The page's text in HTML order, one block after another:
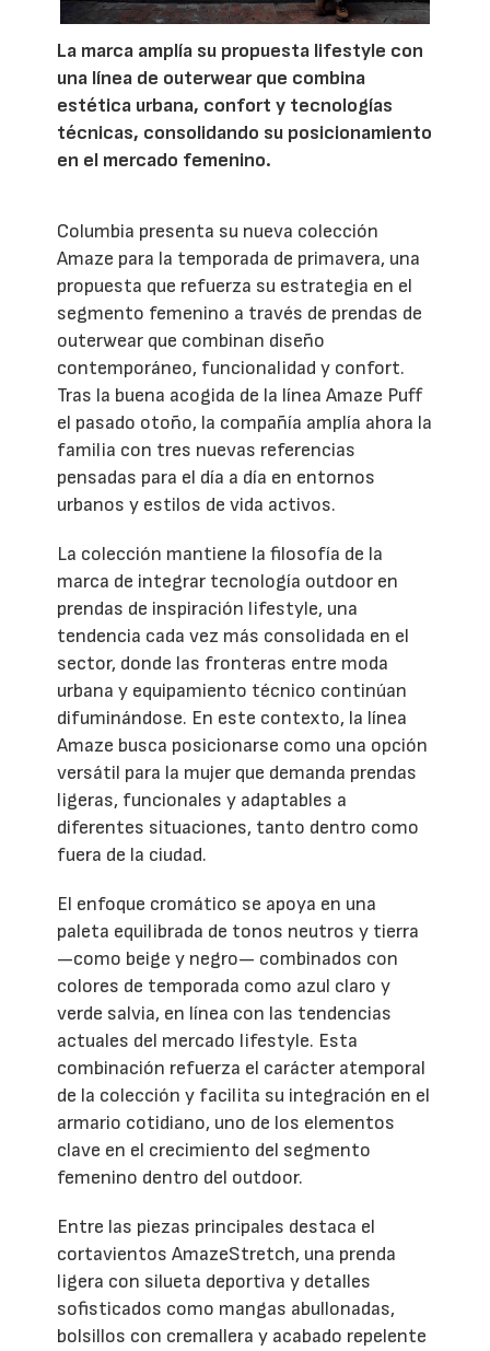
La marca amplía su propuesta lifestyle con
una línea de outerwear que combina
estética urbana, confort y tecnologías
técnicas, consolidando su posicionamiento
en el mercado femenino.
Columbia presenta su nueva colección
Amaze para la temporada de primavera, una
propuesta que refuerza su estrategia en el
segmento femenino a través de prendas de
outerwear que combinan diseño
contemporáneo, funcionalidad y confort.
Tras la buena acogida de la línea Amaze Puff
el pasado otoño, la compañía amplía ahora la
familia con tres nuevas referencias
pensadas para el día a día en entornos
urbanos y estilos de vida activos.
La colección mantiene la filosofía de la
marca de integrar tecnología outdoor en
prendas de inspiración lifestyle, una
tendencia cada vez más consolidada en el
sector, donde las fronteras entre moda
urbana y equipamiento técnico continúan
difuminándose. En este contexto, la línea
Amaze busca posicionarse como una opción
versátil para la mujer que demanda prendas
ligeras, funcionales y adaptables a
diferentes situaciones, tanto dentro como
fuera de la ciudad.
El enfoque cromático se apoya en una
paleta equilibrada de tonos neutros y tierra
—como beige y negro— combinados con
colores de temporada como azul claro y
verde salvia, en línea con las tendencias
actuales del mercado lifestyle. Esta
combinación refuerza el carácter atemporal
de la colección y facilita su integración en el
armario cotidiano, uno de los elementos
clave en el crecimiento del segmento
femenino dentro del outdoor.
Entre las piezas principales destaca el
cortavientos AmazeStretch, una prenda
ligera con silueta deportiva y detalles
sofisticados como mangas abullonadas,
bolsillos con cremallera y acabado repelente